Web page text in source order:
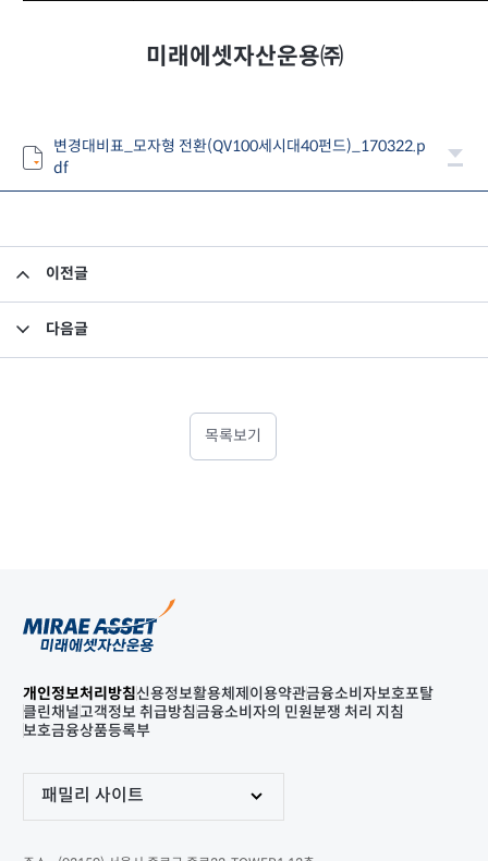
미래에셋자산운용㈜
변경대비표_모자형 전환(QV100세시대40펀드)_170322.p
df
이전글
다음글
목록보기
개인정보처리방침신용정보활용체제 이용약관금융소비자보호포탈
클린채널고객정보 취급방침금융소비자의 민원분쟁 처리 지침
보호금융상품등록부
패밀리 사이트